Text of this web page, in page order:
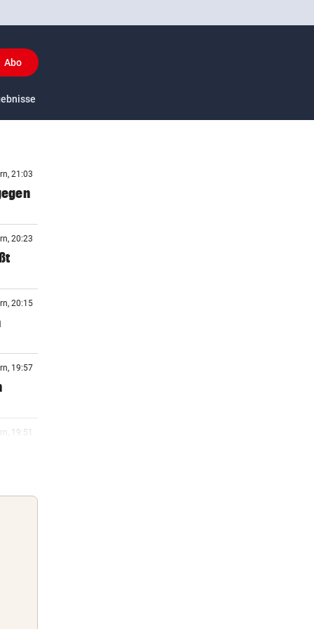
Abo
US-Sport
21:03
20:23
20:15
19:57
19:51
19:22
18:30